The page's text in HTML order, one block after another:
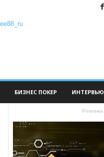
БИЗНЕС ПОКЕР ИНТЕРВЬЮ
Реклама